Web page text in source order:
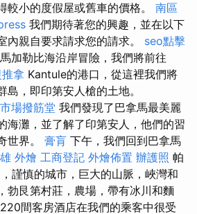
較小的度假屋或舊車的價格。 南區
我們期待著您的興趣，並在以下
內親自要求請求您的請求。 seo點擊
加勒比海沿岸冒險，我們將前往
拿 Kantule的港口，從這裡我們將
，即印第安人槍的土地。
場撥筋堂 我們發現了巴拿馬最美麗
海灘，並了解了印第安人，他們的習
世界。 膏肓 下午，我們回到巴拿馬
外燴 工商登記 外燴佈置 辦護照 帕
謹慎的城市，巨大的山脈，峽灣和
勃艮第村莊，農場，帶有冰川和麵
間客房酒店在我們的乘客中很受